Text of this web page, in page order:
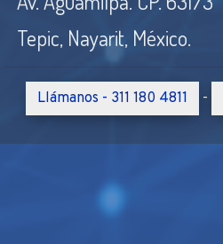
Tepic, Nayarit, México.
Llámanos - 311 180 4811 -